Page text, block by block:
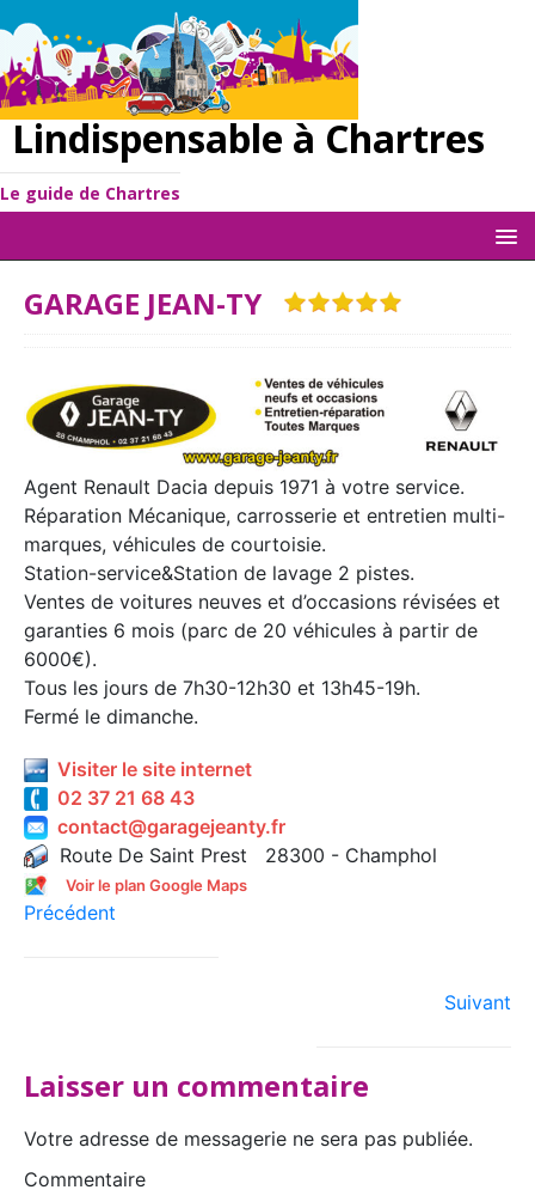
Lindispensable à Chartres
Le guide de Chartres
GARAGE JEAN-TY
Agent Renault Dacia depuis 1971 à votre service.
Réparation Mécanique, carrosserie et entretien multi-
marques, véhicules de courtoisie.
Station-service&Station de lavage 2 pistes.
Ventes de voitures neuves et d’occasions révisées et
garanties 6 mois (parc de 20 véhicules à partir de
6000€).
Tous les jours de 7h30-12h30 et 13h45-19h.
Fermé le dimanche.
Visiter le site internet
02 37 21 68 43
contact@garagejeanty.fr
Route De Saint Prest 28300 - Champhol
Voir le plan Google Maps
Précédent
Suivant
Laisser un commentaire
Votre adresse de messagerie ne sera pas publiée.
Commentaire